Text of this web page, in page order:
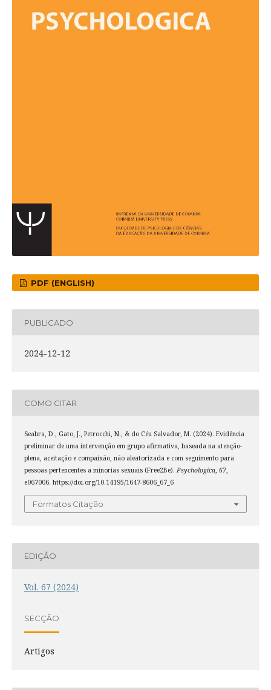
PDF (ENGLISH)
PUBLICADO
2024-12-12
COMO CITAR
Seabra, D., Gato, J., Petrocchi, N., & do Céu Salvador, M. (2024). Evidência
preliminar de uma intervenção em grupo afirmativa, baseada na atenção-
plena, aceitação e compaixão, não aleatorizada e com seguimento para
pessoas pertencentes a minorias sexuais (Free2Be). Psychologica, 67,
e067006. https://doi.org/10.14195/1647-8606_67_6
Formatos Citação
EDIÇÃO
Vol. 67 (2024)
SECÇÃO
Artigos